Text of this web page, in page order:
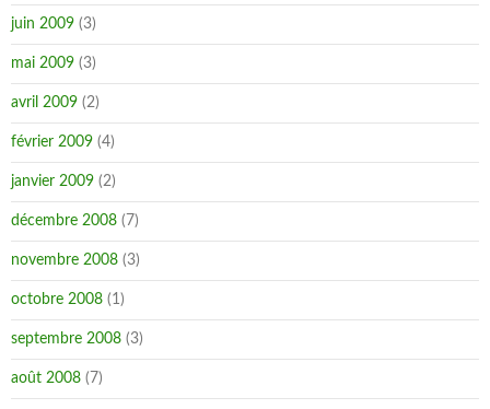
juin 2009 (3)
mai 2009 (3)
avril 2009 (2)
février 2009 (4)
janvier 2009 (2)
décembre 2008 (7)
novembre 2008 (3)
octobre 2008 (1)
septembre 2008 (3)
août 2008 (7)